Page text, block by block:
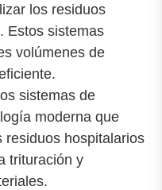
los residuos
Estos sistemas
volúmenes de
sistemas de
moderna que
residuos hospitalarios
trituración y